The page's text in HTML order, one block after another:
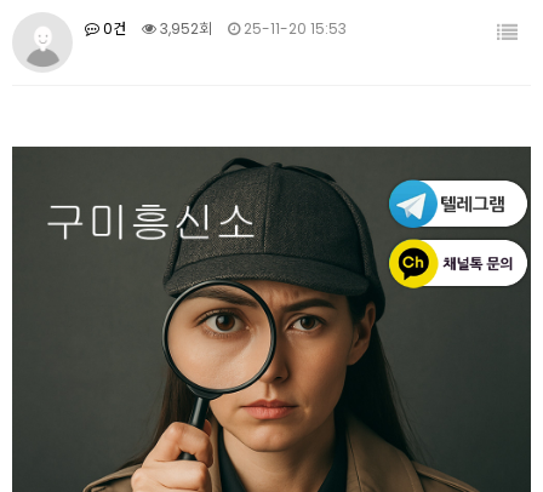
0건 3,952회 25-11-20 15:53